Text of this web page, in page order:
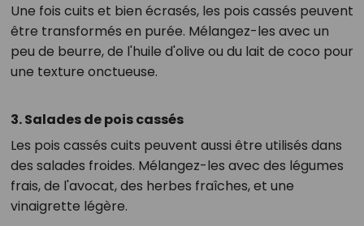
Une fois cuits et bien écrasés, les pois cassés peuvent
être transformés en purée. Mélangez-les avec un
peu de beurre, de l'huile d'olive ou du lait de coco pour
une texture onctueuse.
3. Salades de pois cassés
Les pois cassés cuits peuvent aussi être utilisés dans
des salades froides. Mélangez-les avec des légumes
frais, de l'avocat, des herbes fraîches, et une
vinaigrette légère.